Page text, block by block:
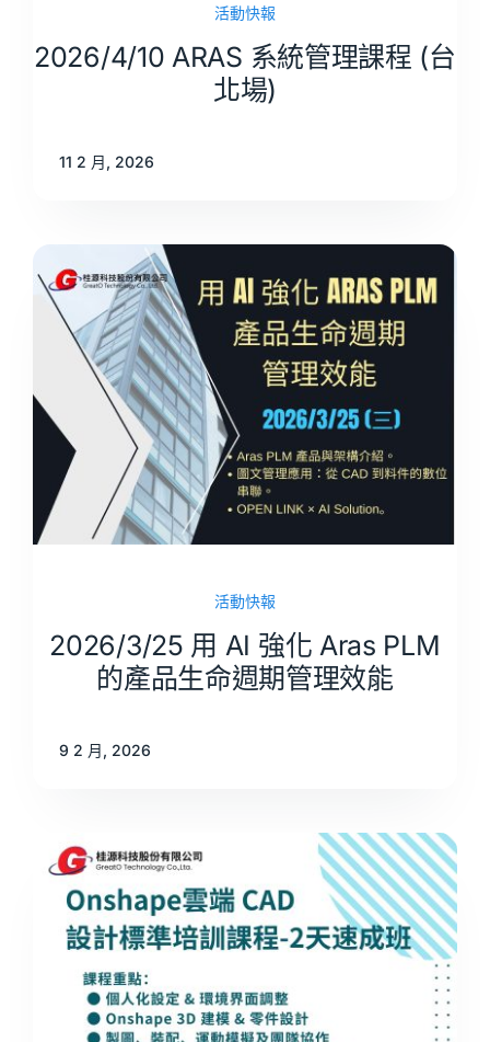
活動快報
2026/4/10 ARAS 系統管理課程 (台
北場)
11 2 月, 2026
活動快報
2026/3/25 用 AI 強化 Aras PLM
的產品生命週期管理效能
9 2 月, 2026